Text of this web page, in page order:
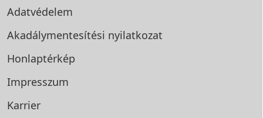
Adatvédelem
Akadálymentesítési nyilatkozat
Honlaptérkép
Impresszum
Karrier